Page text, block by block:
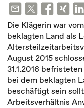
Die Klägerin war
beklagten Land als
August 2015
31.1.2016
bei dem beklagten
beschäftigt sein
Arbeitsverhältnis